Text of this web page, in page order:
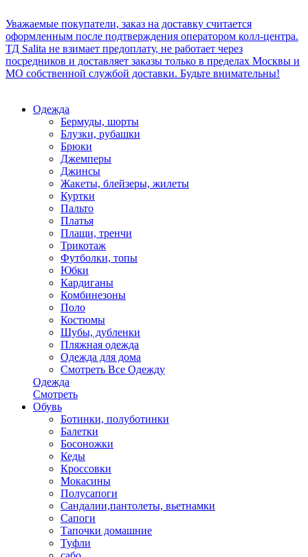
Уважаемые покупатели, заказ на доставку считается
оформленным после подтверждения оператором колл-центра.
ТД Salita не взимает предоплату, не работает через
посредников и доставляет заказы только в пределах Москвы и
МО собственной службой доставки. Будьте внимательны!
Одежда
Бермуды, шорты
Блузки, рубашки
Брюки
Джемперы
Джинсы
Жакеты, блейзеры, жилеты
Куртки
Пальто
Платья
Плащи, тренчи
Трикотаж
Футболки, топы
Юбки
Кардиганы
Комбинезоны
Поло
Костюмы
Шубы, дубленки
Пляжная одежда
Одежда для дома
Смотреть Все Одежду
Одежда
Смотреть
Обувь
Ботинки, полуботинки
Балетки
Босоножки
Кеды
Кроссовки
Мокасины
Полусапоги
Сандалии,пантолеты, вьетнамки
Сапоги
Тапочки домашние
Туфли